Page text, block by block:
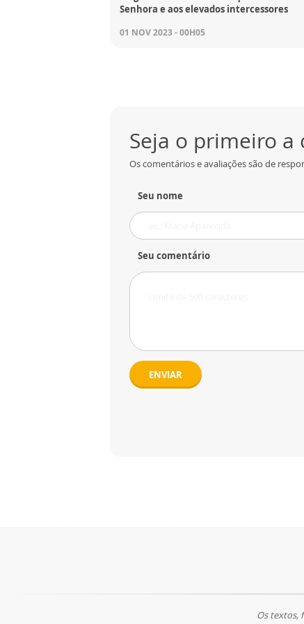
Senhora e aos elevados intercessores
01 NOV 2023 - 00H05
Seja o primeiro a
Os comentários e avaliações são de
Seu nome
Seu comentário
ENVIAR
Os textos,